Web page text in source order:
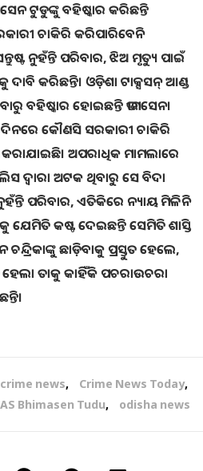
ଟୁଡୁଙ୍କୁ ବହିଷ୍କାର କରିଛନ୍ତି
ଚାକିରି କରିପାରିବେନି
ନୁହଁନ୍ତି ପରିବାର, ଝିଅ ମୃତ୍ୟୁ ପାଇଁ
ଦାବି କରିଛନ୍ତି। ଓଡ଼ିଶା ଟାକ୍ସସନ୍ ଆଣ୍ଡ
ବହିଷ୍କାର ହୋଇଛନ୍ତି ଭୀମସେନ।
କୌଣସି ସରକାରୀ ଚାକିରି
ଅପରାଧିକ ମାମଲାରେ
ଦ୍ବାରା ଅଟକ ଥିବାରୁ ସେ ବିଦା
ପରିବାର, ଏତିକିରେ ନ୍ୟାୟ ମିଳିନି
ଯେମିତି କଷ୍ଟ ଦେଇଛନ୍ତି ସେମିତି ଶାସ୍ତି
ଛାଡ଼ିବାକୁ ପ୍ରସ୍ତୁତ ହେଲେ,
ତାକୁ କାହିଁକି ପଚରାଉଚରା
crime news, Crime News Today,
Bhimasen Tudu, odisha news